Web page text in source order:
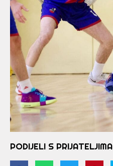
PODIJELI S PRIJATELJIMA